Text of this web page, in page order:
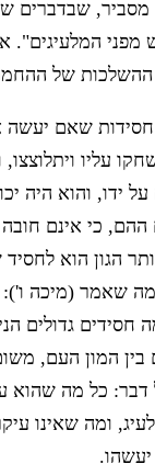
מסביר, שבדברים
מפני המלעיגים".
של
חסידות שאם
עליו ויתלוצצו,
ידו, והוא היה
כי אינם
הגון הוא לחסיד
שאמר (מיכה ו'):
חסידים גדולים
בין המון העם,
דבר: כל מה שהוא
ומה שאינו